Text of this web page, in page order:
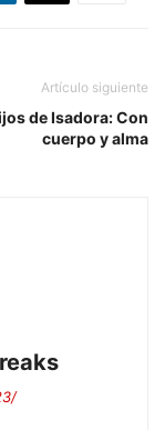
Artículo siguiente
de Isadora: Con
cuerpo y alma